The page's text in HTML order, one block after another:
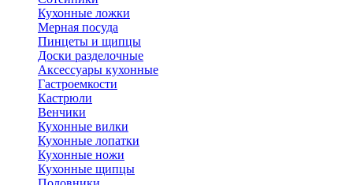
Кухонные ложки
Мерная посуда
Пинцеты и щипцы
Доски разделочные
Аксессуары кухонные
Гастроемкости
Кастрюли
Венчики
Кухонные вилки
Кухонные лопатки
Кухонные ножи
Кухонные щипцы